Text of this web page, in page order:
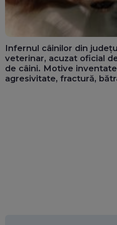
Infernul câinilor din
veterinar, acuzat oficial
de câini. Motive
agresivitate, fractură,